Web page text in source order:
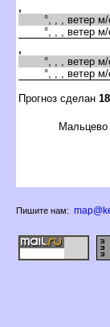
,
°, , , ветер м/
°, , , ветер м/
,
°, , , ветер м/
°, , , ветер м/
Прогноз сделан
Мальцево
Пишите нам: